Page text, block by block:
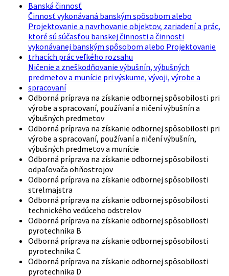
Banská činnosť
Činnosť vykonávaná banským spôsobom alebo
Projektovanie a navrhovanie objektov, zariadení a prác,
ktoré sú súčasťou banskej činnosti a činnosti
vykonávanej banským spôsobom alebo Projektovanie
trhacích prác veľkého rozsahu
Ničenie a zneškodňovanie výbušnín, výbušných
predmetov a munície pri výskume, vývoji, výrobe a
spracovaní
Odborná príprava na získanie odbornej spôsobilosti pri
výrobe a spracovaní, používaní a ničení výbušnín a
výbušných predmetov
Odborná príprava na získanie odbornej spôsobilosti pri
výrobe a spracovaní, používaní a ničení výbušnín,
výbušných predmetov a munície
Odborná príprava na získanie odbornej spôsobilosti
odpaľovača ohňostrojov
Odborná príprava na získanie odbornej spôsobilosti
strelmajstra
Odborná príprava na získanie odbornej spôsobilosti
technického vedúceho odstrelov
Odborná príprava na získanie odbornej spôsobilosti
pyrotechnika B
Odborná príprava na získanie odbornej spôsobilosti
pyrotechnika C
Odborná príprava na získanie odbornej spôsobilosti
pyrotechnika D